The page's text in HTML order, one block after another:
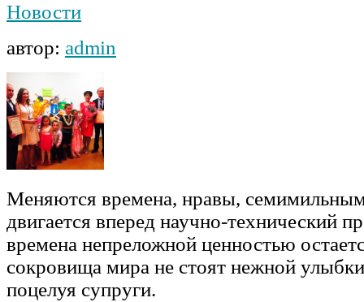
Новости
автор: admin
Меняются времена, нравы,
двигается вперед научно-технический
времена непреложной ценностью
сокровища мира не стоят нежной
поцелуя супруги.